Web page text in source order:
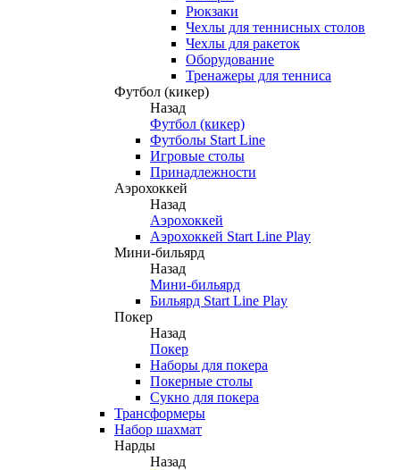
Рюкзаки
Чехлы для теннисных столов
Чехлы для ракеток
Оборудование
Тренажеры для тенниса
Футбол (кикер)
Назад
Футбол (кикер)
Футболы Start Line
Игровые столы
Принадлежности
Аэрохоккей
Назад
Аэрохоккей
Аэрохоккей Start Line Play
Мини-бильярд
Назад
Мини-бильярд
Бильярд Start Line Play
Покер
Назад
Покер
Наборы для покера
Покерные столы
Сукно для покера
Трансформеры
Набор шахмат
Нарды
Назад